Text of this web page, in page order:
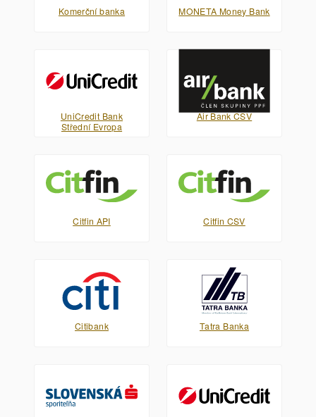
Komerční banka MONETA Money Bank
UniCredit Bank
Střední Evropa
Air Bank CSV
Citfin API Citfin CSV
Citibank Tatra Banka